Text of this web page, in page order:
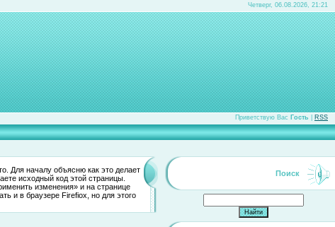
Четверг, 06.08.2026, 21:21
Приветствую Вас Гость RSS
Для началу объясню как это делает
исходный код этой страницы.
изменения» и на странице
и в браузере Firefiox, но для этого
Поиск